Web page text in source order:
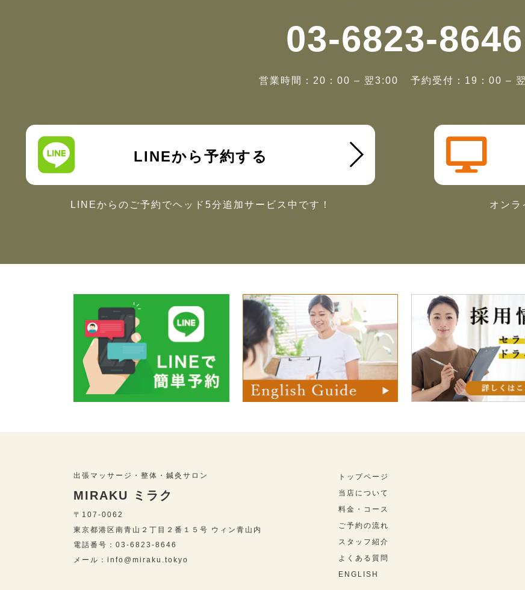
03-6823-8646
営業時間：20：00 – 翌3:00 予約受付：19：00 –
LINEから予約する
LINEからのご予約でヘッド5分追加サービス中です！ オンラ
出張マッサージ・整体・鍼灸サロン
MIRAKU ミラク
〒107-0062
東京都港区南青山２丁目２番１５号 ウィン青山内
電話番号：03-6823-8646
メール：info@miraku.tokyo
トップページ
当店について
料金・コース
ご予約の流れ
スタッフ紹介
よくある質問
ENGLISH